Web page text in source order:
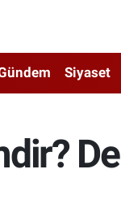
Siyaset